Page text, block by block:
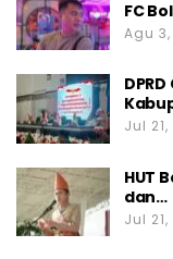
FC
Agu
Jul
HUT
dan…
Jul